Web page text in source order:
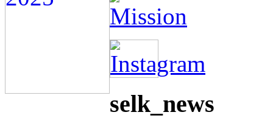
selk_news